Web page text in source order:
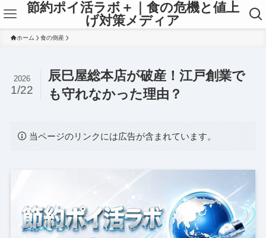
節約ポイ活ラボ＋｜食の危機と値上
げ対策メディア
ホーム 食の倒産
辰巳屋総本店が破産！江戸創業で
も守れなかった理由？
2026
1/22
当ページのリンクには広告が含まれています。